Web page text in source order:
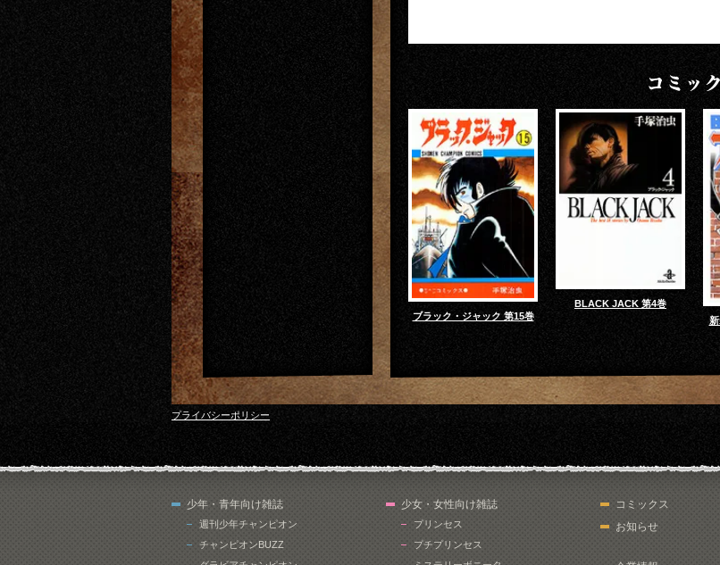
コミックス
ブラック・ジャック 第15巻
BLACK JACK 第4巻
プライバシーポリシー
少年・青年向け雑誌
週刊少年チャンピオン
チャンピオンBUZZ
少女・女性向け雑誌
プリンセス
プチプリンセス
コミックス
お知らせ